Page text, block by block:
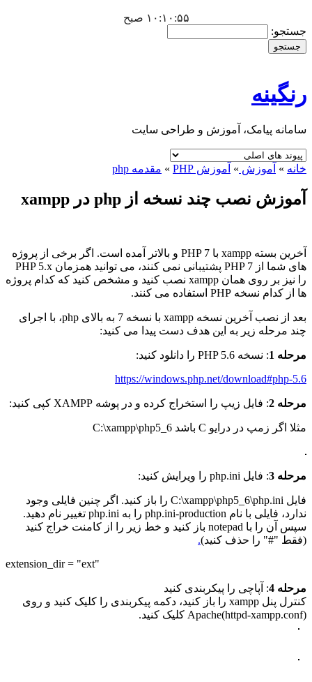
۱۰:۱۰:۵۵ صبح
جستجو:
رنگینه
سامانه پیامک، آموزش و طراحی سایت
خانه » آموزش » آموزش PHP » مقدمه php
آموزش نصب چند نسخه از php در xampp
آخرین بسته xampp با PHP 7 و بالاتر آمده است. اگر برخی از پروژه
های شما از PHP 7 پشتیبانی نمی کنند، می توانید همزمان PHP 5.x
را نیز بر روی همان xampp نصب کنید و مشخص کنید که کدام پروژه
ها از کدام نسخه PHP استفاده می کنند.
بعد از نصب آخرین نسخه xampp با نسخه 7 به بالای php، با اجرای
چند مرحله زیر به این هدف دست پیدا می کنید:
مرحله 1
: نسخه PHP 5.6 را دانلود کنید:
https://windows.php.net/download#php-5.6
مرحله 2 : فایل زیپ را استخراج کرده و در پوشه XAMPP کپی کنید:
مثلا اگر زمپ در درایو C باشد C:\xampp\php5_6
مرحله 3 : فایل php.ini را ویرایش کنید:
فایل C:\xampp\php5_6\php.ini را باز کنید. اگر چنین فایلی وجود
ندارد، فایلی با نام php.ini-production را به php.ini تغییر نام دهید.
سپس آن را با notepad باز کنید و خط زیر را از کامنت خراج کنید
(فقط "#" را حذف کنید).
extension_dir = "ext"
مرحله 4
: آپاچی را پیکربندی کنید
کنترل پنل xampp را باز کنید، دکمه پیکربندی را کلیک کنید و روی
(Apache(httpd-xampp.conf کلیک کنید.